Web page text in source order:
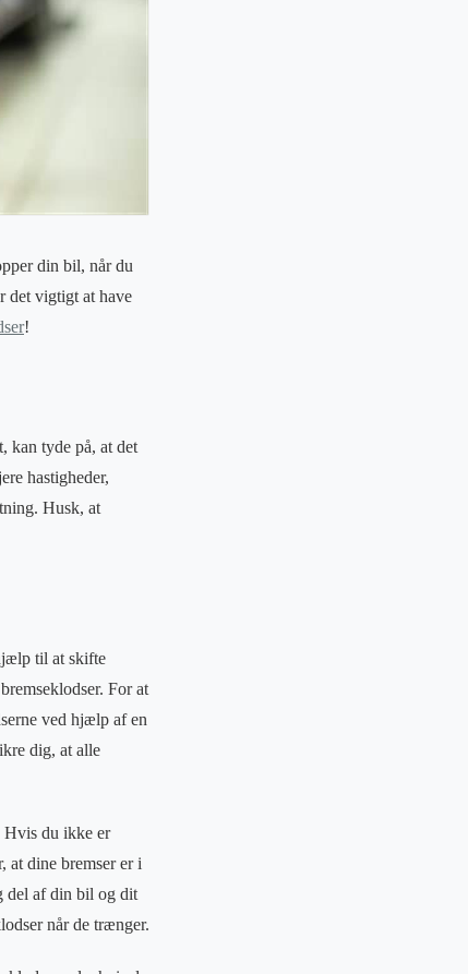
din bil, når du
det vigtigt at have
!
kan tyde på, at det
hastigheder,
Husk, at
til at skifte
For at
ved hjælp af en
dig, at alle
Hvis du ikke er
at dine bremser er i
del af din bil og dit
når de trænger.